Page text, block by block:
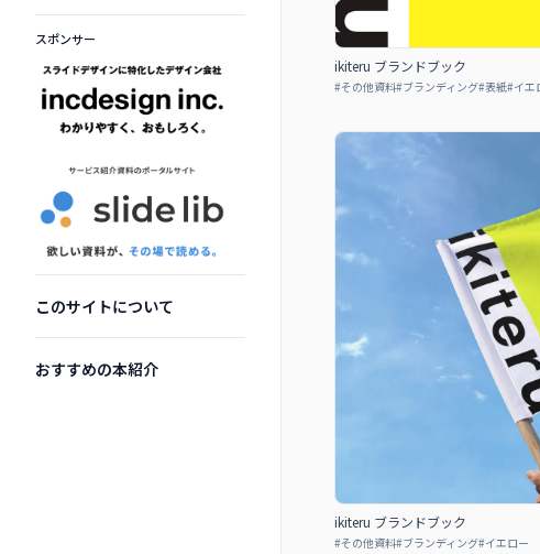
スポンサー
このサイトについて
おすすめの本紹介
ikiteru ブランドブック
#その他資料#ブランディング#表紙#イエ
ikiteru ブランドブック
#その他資料#ブランディング#イエロー